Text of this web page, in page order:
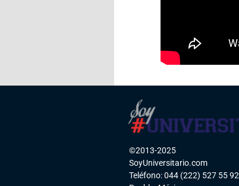
©2013-2025
SoyUniversitario.com
Teléfono: 044 (222) 527 55 92